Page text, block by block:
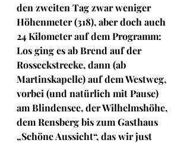
den zweiten Tag zwar weniger
Höhenmeter (318), aber doch auch
24 Kilometer auf dem Programm:
Los ging es ab Brend auf der
Rosseckstrecke, dann (ab
Martinskapelle) auf dem Westweg,
vorbei (und natürlich mit Pause)
am Blindensee, der Wilhelmshöhe,
dem Rensberg bis zum Gasthaus
„Schöne Aussicht“, das wir just